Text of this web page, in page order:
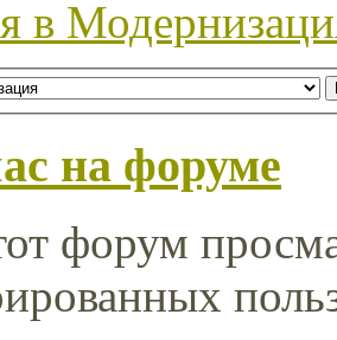
в
на форуме
форум